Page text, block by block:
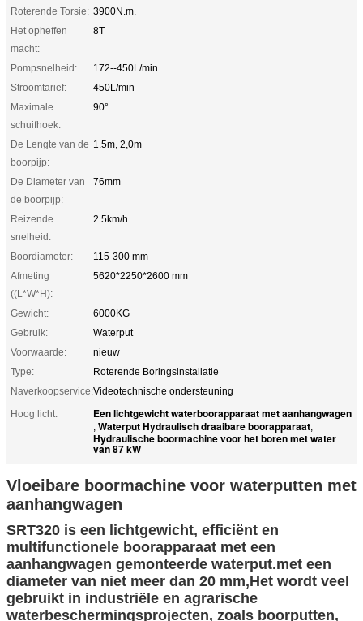
Roterende Torsie: 3900N.m.
Het opheffen
macht:
8T
Pompsnelheid:
172--450L/min
Stroomtarief:
450L/min
Maximale
schuifhoek:
90°
De Lengte van de
boorpijp:
1.5m, 2,0m
De Diameter van
de boorpijp:
76mm
Reizende
snelheid:
2.5km/h
Boordiameter:
115-300 mm
Afmeting
((L*W*H):
5620*2250*2600 mm
Gewicht:
6000KG
Gebruik:
Waterput
Voorwaarde:
nieuw
Type:
Roterende Boringsinstallatie
Naverkoopservice:Videotechnische ondersteuning
Hoog licht:
Een lichtgewicht waterboorapparaat met aanhangwagen
, Waterput Hydraulisch draaibare boorapparaat,
Hydraulische boormachine voor het boren met water
van 87 kW
Vloeibare boormachine voor waterputten met
aanhangwagen
SRT320 is een lichtgewicht, efficiënt en
multifunctionele boorapparaat met een
aanhangwagen gemonteerde waterput.met een
diameter van niet meer dan 20 mm,Het wordt veel
gebruikt in industriële en agrarische
waterbeschermingsprojecten, zoals boorputten,